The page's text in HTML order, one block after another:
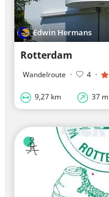
Edwin Hermans
Rotterdam
Wandelroute · 4 ·
9,27 km 37 m